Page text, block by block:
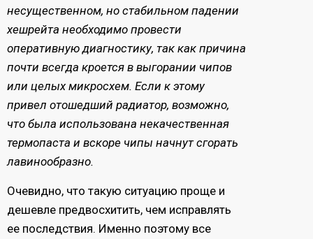
несущественном, но стабильном падении
хешрейта необходимо провести
оперативную диагностику, так как причина
почти всегда кроется в выгорании чипов
или целых микросхем. Если к этому
привел отошедший радиатор, возможно,
что была использована некачественная
термопаста и вскоре чипы начнут сгорать
лавинообразно.
Очевидно, что такую ситуацию проще и
дешевле предвосхитить, чем исправлять
ее последствия. Именно поэтому все